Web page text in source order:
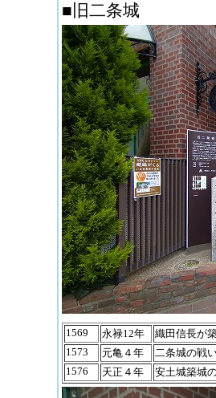
■旧二条城
1569 永禄12年
織田信長が
1573
元亀４年
二条城の戦
1576
天正４年 安土城築城